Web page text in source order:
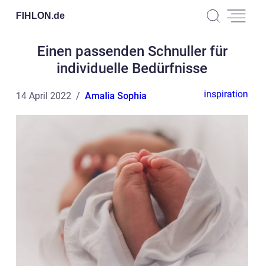
FIHLON.de
Einen passenden Schnuller für
individuelle Bedürfnisse
14 April 2022 Amalia Sophia inspiration